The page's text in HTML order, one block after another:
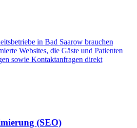
in Bad Saarow brauchen
Websites, die Gäste und Patienten
sowie Kontaktanfragen direkt
(SEO)